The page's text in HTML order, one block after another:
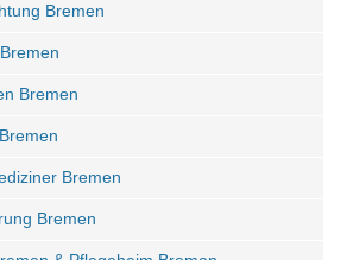
Bremen
Bremen
Bremen
Bremen